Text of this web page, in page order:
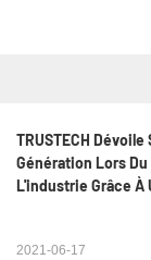
TRUSTECH
Génération Lors Du
L'industrie Grâce À
2021-06-17